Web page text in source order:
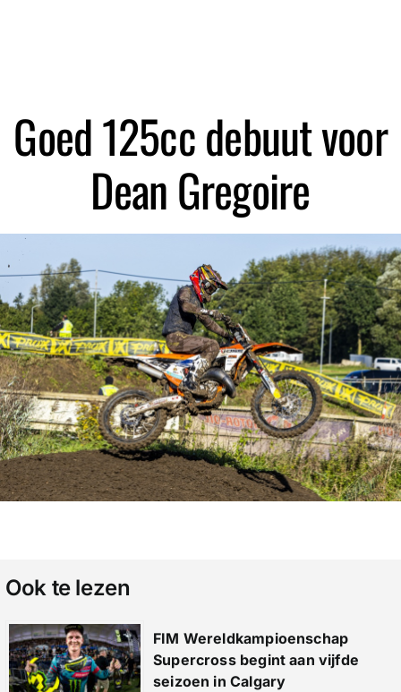
Goed 125cc debuut voor
Dean Gregoire
Ook te lezen
FIM Wereldkampioenschap
Supercross begint aan vijfde
seizoen in Calgary